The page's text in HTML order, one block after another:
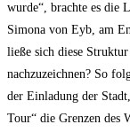
wur­de“, brach­te es die
Simo­na von Eyb, am
lie­ße sich die­se
nach­zu­zeich­nen? So
der Ein­la­dung der
Tour“ die Gren­zen des